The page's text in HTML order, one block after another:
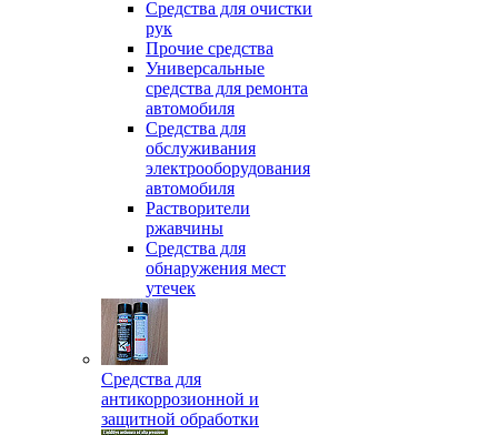
Средства для очистки
рук
Прочие средства
Универсальные
средства для ремонта
автомобиля
Средства для
обслуживания
электрооборудования
автомобиля
Растворители
ржавчины
Средства для
обнаружения мест
утечек
Средства для
антикоррозионной и
защитной обработки